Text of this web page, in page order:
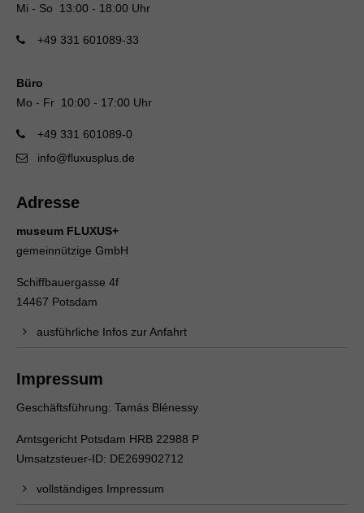
Mi - So 13:00 - 18:00 Uhr
+49 331 601089-33
Büro
Mo - Fr 10:00 - 17:00 Uhr
+49 331 601089-0
info@fluxusplus.de
Adresse
museum FLUXUS+
gemeinnützige GmbH
Schiffbauergasse 4f
14467 Potsdam
ausführliche Infos zur Anfahrt
Impressum
Geschäftsführung: Tamás Blénessy
Amtsgericht Potsdam HRB 22988 P
Umsatzsteuer-ID: DE269902712
vollständiges Impressum